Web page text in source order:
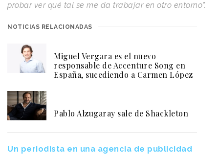
probar ver qué tal se me da trabajar en otro entorno”.
NOTICIAS RELACIONADAS
Miguel Vergara es el nuevo
responsable de Accenture Song en
España, sucediendo a Carmen López
Pablo Alzugaray sale de Shackleton
Un periodista en una agencia de publicidad